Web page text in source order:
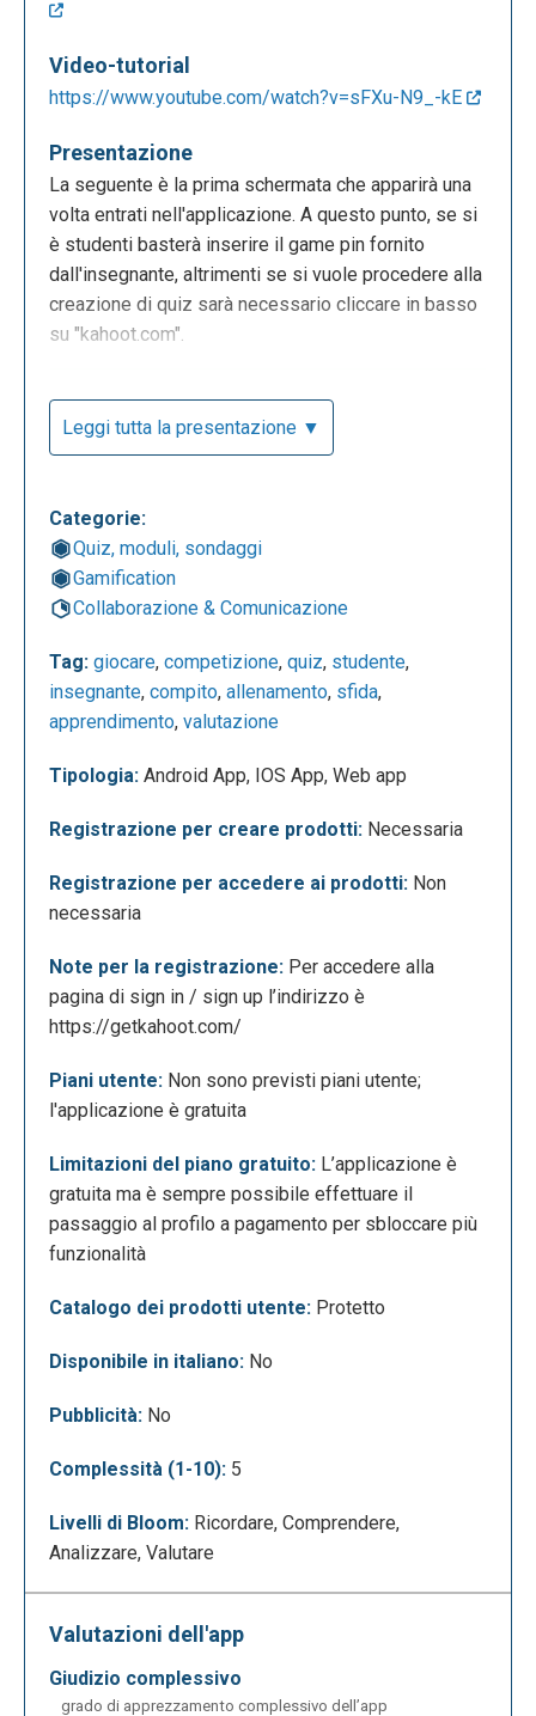
Video-tutorial
https://www.youtube.com/watch?v=sFXu-N9_-kE
Presentazione
La seguente è la prima schermata che apparirà una
volta entrati nell'applicazione. A questo punto, se si
è studenti basterà inserire il game pin fornito
dall'insegnante, altrimenti se si vuole procedere alla
creazione di quiz sarà necessario cliccare in basso
su "kahoot.com".
Apparirà la seguente schermata che è la schermata
home dell'app. Per iniziare a usare Kahoot sarà
necessario registrarsi o effettuare il login. Sarà
insegnante, studente, personale e professionale.
Una volta effettuata la registrazione apparirà la
seguente schermata che è la dashboard dell'app. A
questo punto sarà possibile vedere una
presentazione su come funziona Kahoot, creare
quiz e creare o gestire gruppi. Per creare un nuovo
quiz basterà cliccare su "create".
Si aprirà la seguente schermata di editing. A questo
punto si potrà procedere all'inserimento della
domanda e delle risposte, stabilire un tempo
domanda, allegare un'immagine o un link di YouTube.
Leggi tutta la presentazione ▼
Categorie:
Quiz, moduli, sondaggi
Gamification
Collaborazione & Comunicazione
Tag: giocare, competizione, quiz, studente,
insegnante, compito, allenamento, sfida,
apprendimento, valutazione
Tipologia: Android App, IOS App, Web app
Registrazione per creare prodotti: Necessaria
Registrazione per accedere ai prodotti: Non
necessaria
Note per la registrazione: Per accedere alla
pagina di sign in / sign up l’indirizzo è
https://getkahoot.com/
Piani utente: Non sono previsti piani utente;
l'applicazione è gratuita
Limitazioni del piano gratuito: L’applicazione è
gratuita ma è sempre possibile effettuare il
passaggio al profilo a pagamento per sbloccare più
funzionalità
Catalogo dei prodotti utente: Protetto
Disponibile in italiano: No
Pubblicità: No
Complessità (1-10): 5
Livelli di Bloom: Ricordare, Comprendere,
Analizzare, Valutare
Valutazioni dell'app
giudizio complessivo
grado di apprezzamento complessivo dell’app